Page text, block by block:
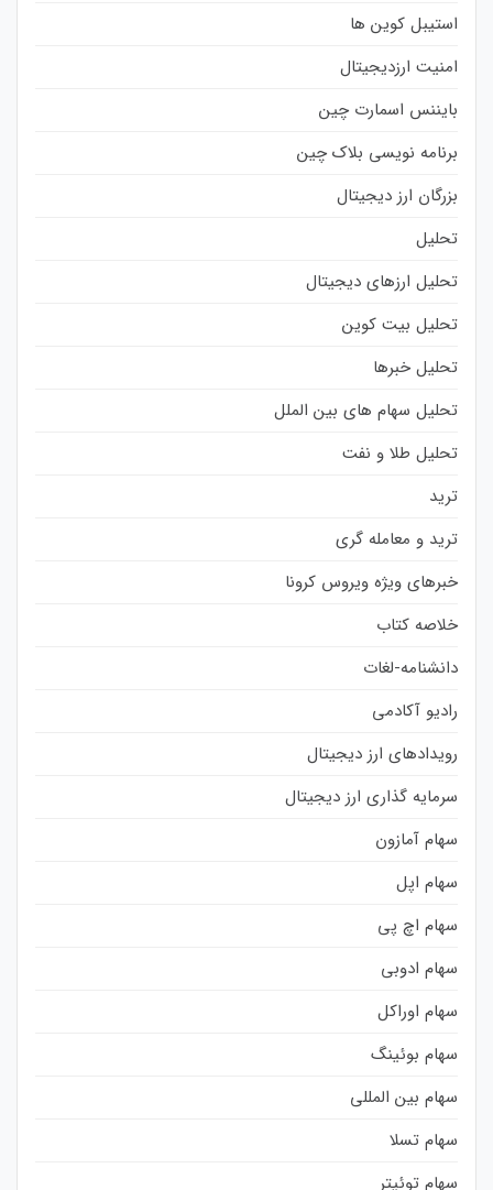
استیبل کوین ها
امنیت ارزدیجیتال
بایننس اسمارت چین
برنامه نویسی بلاک چین
بزرگان ارز دیجیتال
تحلیل
تحلیل ارزهای دیجیتال
تحلیل بیت کوین
تحلیل خبرها
تحلیل سهام های بین الملل
تحلیل طلا و نفت
ترید
ترید و معامله گری
خبرهای ویژه ویروس کرونا
خلاصه کتاب
دانشنامه-لغات
رادیو آکادمی
رویدادهای ارز دیجیتال
سرمایه گذاری ارز دیجیتال
سهام آمازون
سهام اپل
سهام اچ پی
سهام ادوبی
سهام اوراکل
سهام بوئینگ
سهام بین المللی
سهام تسلا
سهام توئیتر